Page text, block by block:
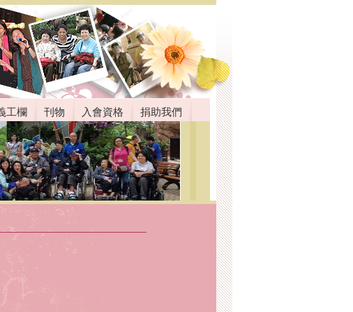
工欄 刊物 入會資格
捐助我們